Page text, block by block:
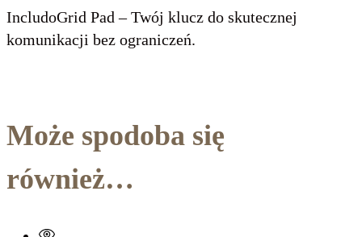
IncludoGrid Pad – Twój klucz do skutecznej
komunikacji bez ograniczeń.
Może spodoba się
również…